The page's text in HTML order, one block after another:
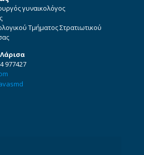
γυναικολόγος
Τμήματος Στρατιωτικού
977427